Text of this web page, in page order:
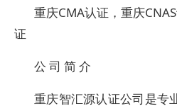
重庆CMA认证，重庆
证
公 司 简 介
重庆智汇源认证公司是专